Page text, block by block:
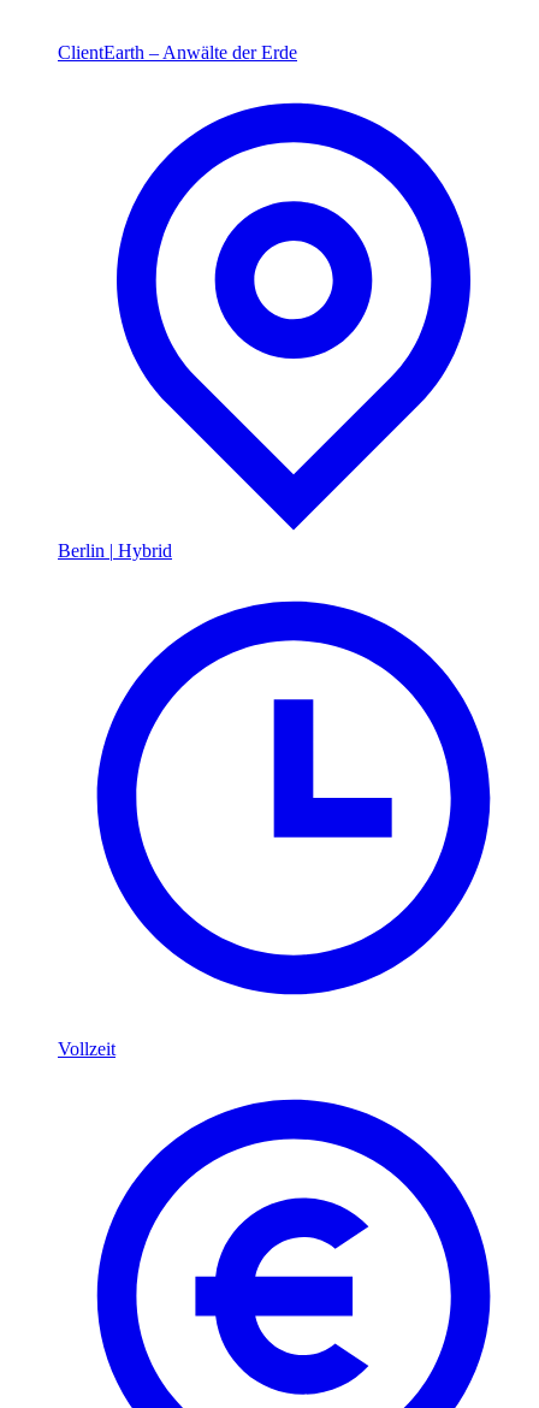
ClientEarth – Anwälte der Erde
Berlin | Hybrid
Vollzeit